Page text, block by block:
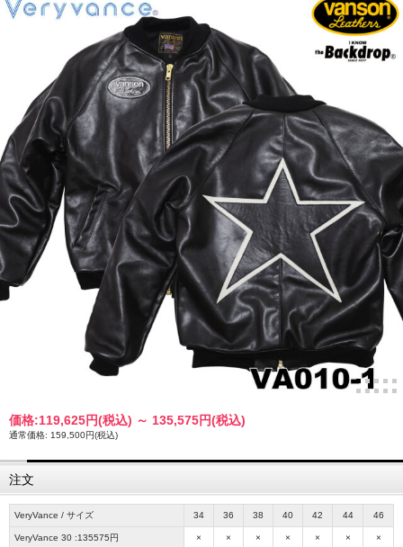
価格:119,625円(税込) ～ 135,575円(税込)
通常価格: 159,500円(税込)
注文
VeryVance / サイズ 34 36 38 40 42 44 46
VeryVance 30 :135575円 × × × × × × ×